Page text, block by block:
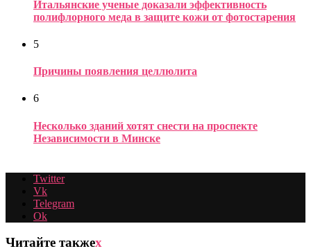
Итальянские ученые доказали эффективность
полифлорного меда в защите кожи от фотостарения
5
Причины появления целлюлита
6
Несколько зданий хотят снести на проспекте
Независимости в Минске
Twitter
Vk
Telegram
Ok
Читайте такжеx